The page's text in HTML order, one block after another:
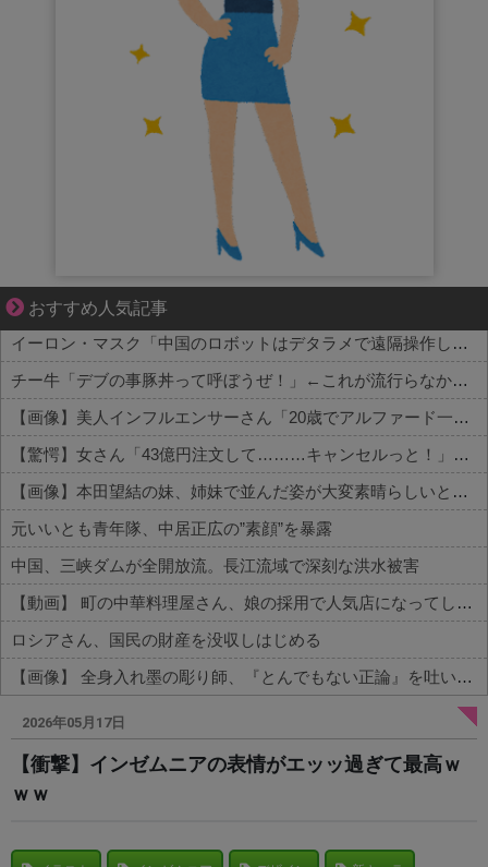
おすすめ人気記事
妻との生活が、夫をうつへ追い込んだ現実
イーロン・マスク「中国のロボットはデタラメで遠隔操作してるだけ」
チー牛「デブの事豚丼って呼ぼうぜ！」←これが流行らなかった理由
【画像】美人インフルエンサーさん「20歳でアルファード一括で買えちゃう私って素敵」←これってガチなん？それともネタなん？w w w w w w w w w
【驚愕】女さん「43億円注文して………キャンセルっと！」←こいつの目的って一体なんなの？？？？？？？
【画像】本田望結の妹、姉妹で並んだ姿が大変素晴らしいと話題にw w w w w w w
元いいとも青年隊、中居正広の”素顔”を暴露
中国、三峡ダムが全開放流。長江流域で深刻な洪水被害
【動画】 町の中華料理屋さん、娘の採用で人気店になってしまう
ロシアさん、国民の財産を没収しはじめる
【画像】 全身入れ墨の彫り師、『とんでもない正論』を吐いて30万再生されてしまうｗｗｗｗｗｗｗ
Powered by livedoor 相互RSS
2026年05月17日
【衝撃】インゼムニアの表情がエッッ過ぎて最高ｗ
ｗｗ